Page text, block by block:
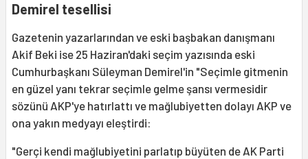
Demirel tesellisi
Gazetenin yazarlarından ve eski başbakan danışmanı
Akif Beki ise 25 Haziran'daki seçim yazısında eski
Cumhurbaşkanı Süleyman Demirel'in "Seçimle gitmenin
en güzel yanı tekrar seçimle gelme şansı vermesidir
sözünü AKP'ye hatırlattı ve mağlubiyetten dolayı AKP ve
ona yakın medyayı eleştirdi:
"Gerçi kendi mağlubiyetini parlatıp büyüten de AK Parti